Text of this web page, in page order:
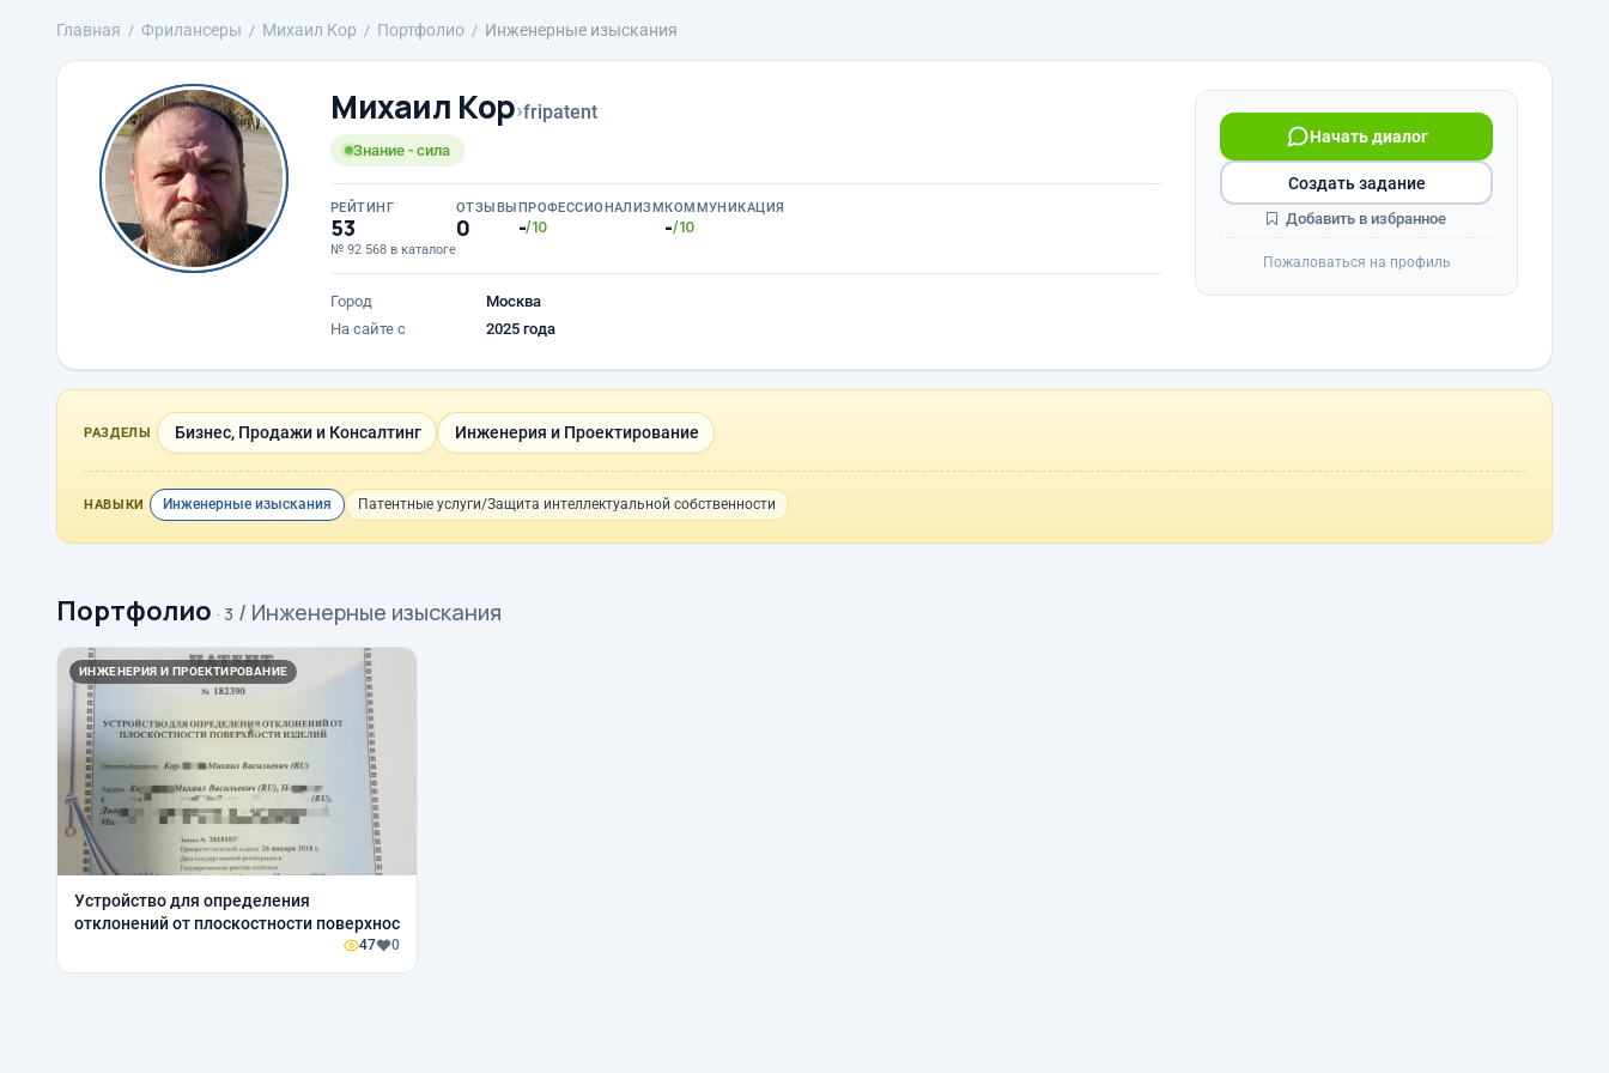
Главная Фрилансеры Михаил Кор Портфолио Инженерные изыскания
Михаил Кор›fripatent
Знание - сила
РЕЙТИНГ
53
№ 92 568 в каталоге
ОТЗЫВЫ
0
ПРОФЕССИОНАЛИЗМ
-/10
КОММУНИКАЦИЯ
-/10
Город
Москва
На сайте с
2025 года
Начать диалог
Создать задание
Добавить в избранное
Пожаловаться на профиль
РАЗДЕЛЫ Бизнес, Продажи и Консалтинг Инженерия и Проектирование
НАВЫКИ Инженерные изыскания Патентные услуги/Защита интеллектуальной собственности
Портфолио · 3 / Инженерные изыскания
ИНЖЕНЕРИЯ И ПРОЕКТИРОВАНИЕ
Устройство для определения
отклонений от плоскостности поверхнос
47 0